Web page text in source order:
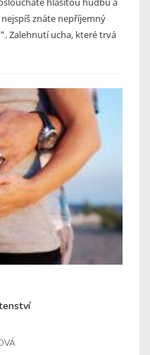
znáte nepříjemný
Zalehnutí ucha, které trvá